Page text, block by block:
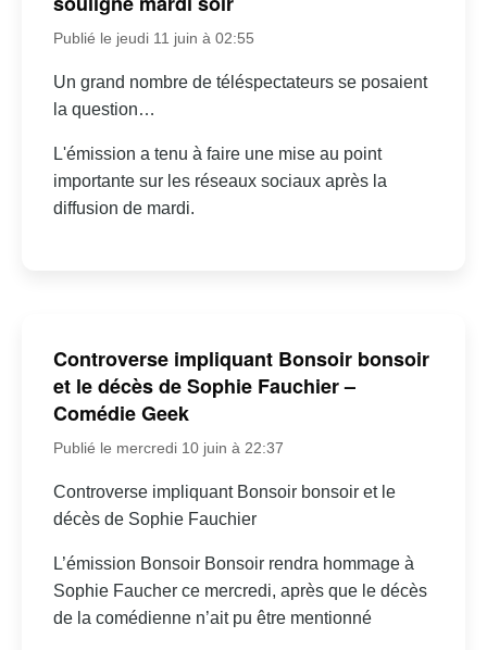
Publié le jeudi 11 juin à 02:55
Un grand nombre de téléspectateurs se posaient
la question…
L'émission a tenu à faire une mise au point
importante sur les réseaux sociaux après la
diffusion de mardi.
Controverse impliquant Bonsoir bonsoir
et le décès de Sophie Fauchier –
Comédie Geek
Publié le mercredi 10 juin à 22:37
Controverse impliquant Bonsoir bonsoir et le
décès de Sophie Fauchier
L’émission Bonsoir Bonsoir rendra hommage à
Sophie Faucher ce mercredi, après que le décès
de la comédienne n’ait pu être mentionné